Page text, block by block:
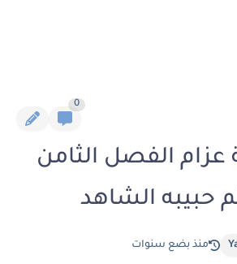
0
عزام الفصل الثامن
منذ بضع سنوات